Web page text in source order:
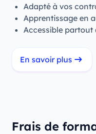
Adapté à vos
Apprentissage en
Accessible partout
En savoir plus
Frais de